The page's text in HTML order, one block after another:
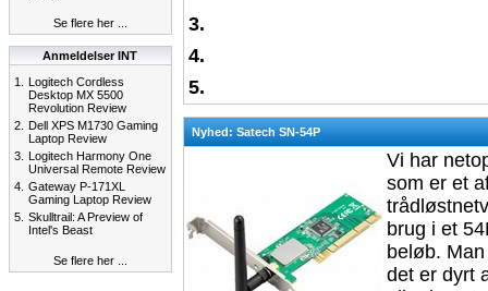
Se flere her ...
Anmeldelser INT
1.
Logitech Cordless
Desktop MX 5500
Revolution Review
2. Dell XPS M1730 Gaming
Laptop Review
3. Logitech Harmony One
Universal Remote Review
4. Gateway P-171XL
Gaming Laptop Review
5. Skulltrail: A Preview of
Intel's Beast
Se flere her ...
3.
4.
5.
Nyhed: Satech SN-54P
Vi har
som er et
brug i et
beløb.
det er dyrt